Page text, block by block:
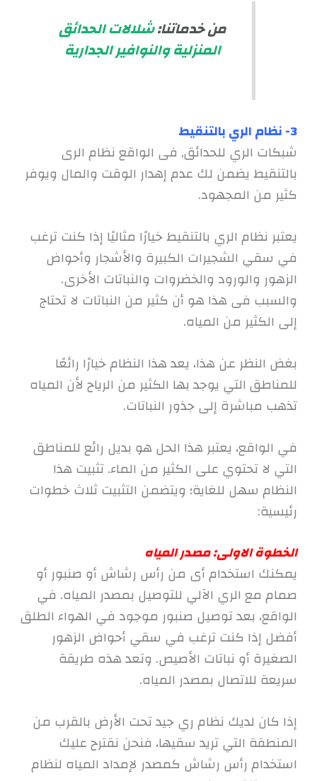
من خدماتنا:شلالات الحدائق
المنزلية والنوافير الجدارية
3- نظام الري بالتنقيط
شبكات الري للحدائق, فى الواقع نظام الرى
بالتنقيط يضمن لك عدم إهدار الوقت والمال ويوفر
كثير من المجهود.
يعتبر نظام الري بالتنقيط خيارًا مثاليًا إذا كنت ترغب
في سقي الشجيرات الكبيرة والأشجار وأحواض
الزهور والورود والخضروات والنباتات الأخرى.
والسبب فى هذا هو أن كثير من النباتات لا تحتاج
إلى الكثير من المياه.
بغض النظر عن هذا، يعد هذا النظام خيارًا رائعًا
للمناطق التي يوجد بها الكثير من الرياح لأن المياه
تذهب مباشرة إلى جذور النباتات.
في الواقع، يعتبر هذا الحل هو بديل رائع للمناطق
التي لا تحتوي على الكثير من الماء. تثبيت هذا
النظام سهل للغاية؛ ويتضمن التثبيت ثلاث خطوات
رئيسية:
الخطوة الاولى: مصدر المياه
يمكنك استخدام أى من رأس رشاش أو صنبور أو
صمام مع الري الآلي للتوصيل بمصدر المياه. في
الواقع، بعد توصيل صنبور موجود في الهواء الطلق
أفضل إذا كنت ترغب في سقي أحواض الزهور
الصغيرة أو نباتات الأصيص. وتعد هذه طريقة
سريعة للاتصال بمصدر المياه.
إذا كان لديك نظام ري جيد تحت الأرض بالقرب من
المنطقة التي تريد سقيها، فنحن نقترح عليك
استخدام رأس رشاش كمصدر لإمداد المياه لنظام